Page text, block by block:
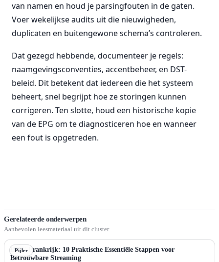
van namen en houd je parsingfouten in de gaten.
Voer wekelijkse audits uit die nieuwigheden,
duplicaten en buitengewone schema’s controleren.
Dat gezegd hebbende, documenteer je regels:
naamgevingsconventies, accentbeheer, en DST-
beleid. Dit betekent dat iedereen die het systeem
beheert, snel begrijpt hoe ze storingen kunnen
corrigeren. Ten slotte, houd een historische kopie
van de EPG om te diagnosticeren hoe en wanneer
een fout is opgetreden.
Gerelateerde onderwerpen
Aanbevolen leesmateriaal uit dit cluster.
Pijler
IPTV Frankrijk: 10 Praktische Essentiële Stappen voor
Betrouwbare Streaming